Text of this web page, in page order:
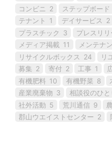
コンビニ
2 ステップボード
テナント
1 デイサービス 2
プラスチック 3 プレスリリ
メディア掲載 11 メンテナ
リサイクルボックス
24 リ
募集 2 寄付 2 工事 1
有機肥料 10 有機野菜 8
産業廃棄物 3 相談役のひと
社外活動 5 荒川通信 9
郡山ウエイストセンター 2